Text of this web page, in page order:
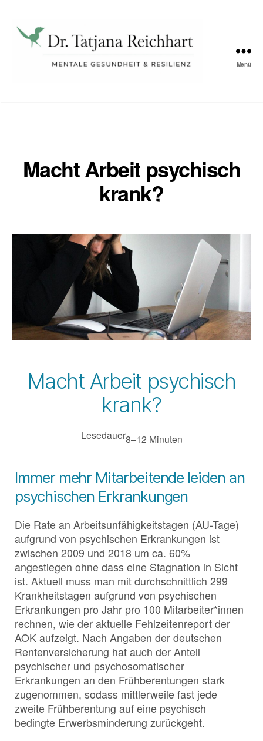
Reichhart
Menü
Schlagwort:Achtsamkeit
Macht Arbeit psychisch
krank?
Macht Arbeit psychisch
krank?
Lesedauer8–12 Minuten
Immer mehr Mitarbeitende leiden an
psychischen Erkrankungen
Die Rate an Arbeitsunfähigkeitstagen (AU-Tage)
aufgrund von psychischen Erkrankungen ist
zwischen 2009 und 2018 um ca. 60%
angestiegen ohne dass eine Stagnation in Sicht
ist. Aktuell muss man mit durchschnittlich 299
Krankheitstagen aufgrund von psychischen
Erkrankungen pro Jahr pro 100 Mitarbeiter*innen
rechnen, wie der aktuelle Fehlzeitenreport der
AOK aufzeigt. Nach Angaben der deutschen
Rentenversicherung hat auch der Anteil
psychischer und psychosomatischer
Erkrankungen an den Frühberentungen stark
zugenommen, sodass mittlerweile fast jede
zweite Frühberentung auf eine psychisch
bedingte Erwerbsminderung zurückgeht.